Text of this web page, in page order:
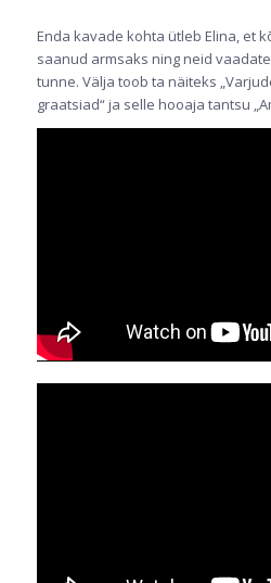
Enda kavade kohta ütleb Elina, et
saanud armsaks ning neid
tunne. Välja toob ta näiteks
graatsiad“ ja selle hooaja tantsu